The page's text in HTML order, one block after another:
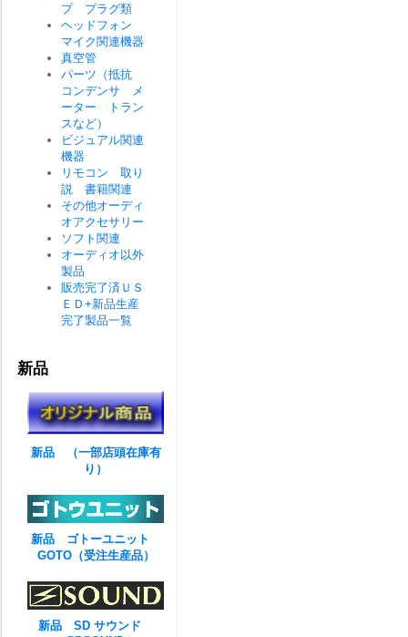
プ プラグ類
ヘッドフォン
マイク関連機器
真空管
パーツ（抵抗
コンデンサ メ
ーター トラン
スなど）
ビジュアル関連
機器
リモコン 取り
説 書籍関連
その他オーディ
オアクセサリー
ソフト関連
オーディオ以外
製品
販売完了済ＵＳ
ＥＤ+新品生産
完了製品一覧
新品
新品 （一部店頭在庫有
り）
新品 ゴトーユニット
GOTO（受注生産品）
新品 SD サウンド